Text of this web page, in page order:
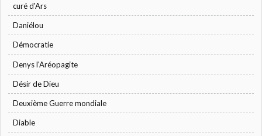
curé d'Ars
Daniélou
Démocratie
Denys l'Aréopagite
Désir de Dieu
Deuxième Guerre mondiale
Diable